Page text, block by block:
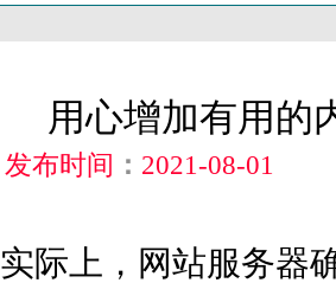
用心增加有用的
发布时间 ： 2021-08-01
实际上，网站服务器